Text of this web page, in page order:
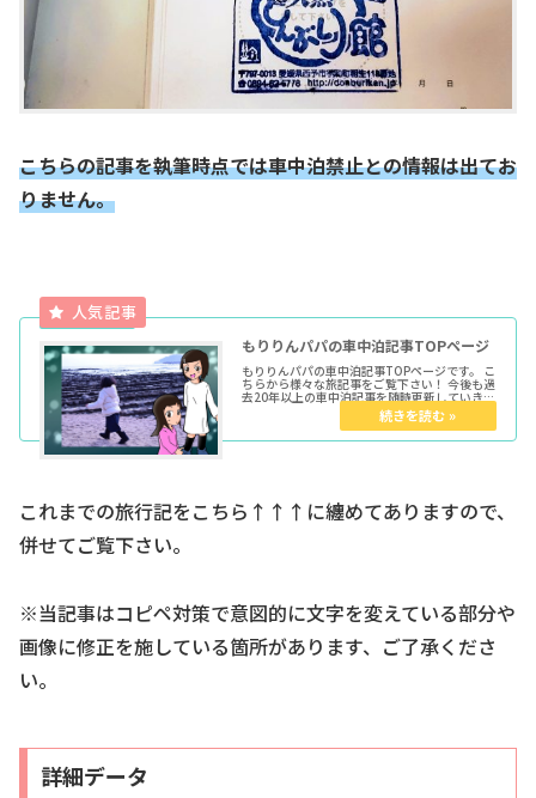
こちらの記事を執筆時点では車中泊禁止との情報は出てお
りません。
もりりんパパの車中泊記事TOPページ
もりりんパパの車中泊記事TOPページです。 こ
ちらから様々な旅記事をご覧下さい！ 今後も過
去20年以上の車中泊記事を随時更新していきま
す。 ★各種トップページはこちらからどうぞ育
児マンガTOP車中泊TOPきょうだい児TOPウー
マンエキサイト...
これまでの旅行記をこちら↑↑↑に纏めてありますので、
併せてご覧下さい。
※当記事はコピペ対策で意図的に文字を変えている部分や
画像に修正を施している箇所があります、ご了承くださ
い。
詳細データ